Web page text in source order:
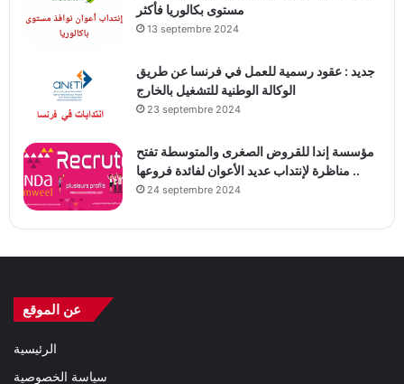
مستوى بكالوريا فأكثر
13 septembre 2024
جديد : عقود رسمية للعمل في فرنسا عن طريق
الوكالة الوطنية للتشغيل بالخارج
23 septembre 2024
مؤسسة إندا للقروض الصغرى والمتوسطة تفتح
مناظرة لإنتداب عديد الأعوان لفائدة فروعها ..
24 septembre 2024
عن الموقع
الرئيسية
سياسة الخصوصية